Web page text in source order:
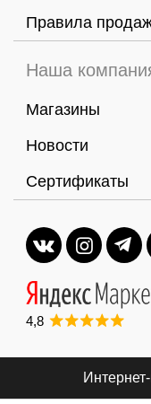
Правила
Наша
Магазины
Новости
Сертификаты
4,8